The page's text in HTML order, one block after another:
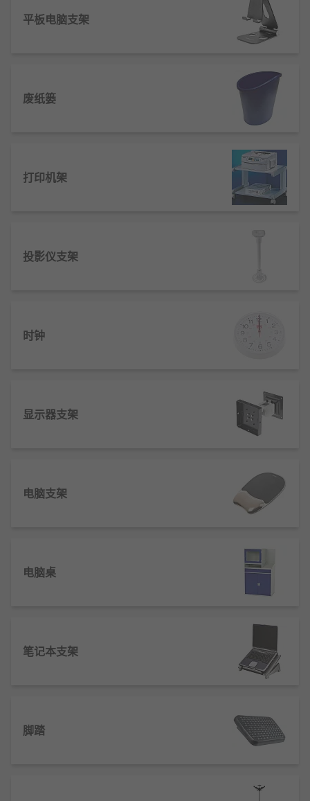
背后是家具和台配件工程师的技术支持：确保精益求
精是我们绝对的承诺。 如果你浏览RS 欧时网站，你
会在我们的技术支持页中发现RS 欧时 InfoZone有超
用提供技术背景资料以及健康和安全的细节和建议。
在购买键盘抽屉、信件盘和桌上文件分类架产品前，
请选择尺寸、数量和适用性，从在线数据库中获得额
平板电脑支架
废纸篓
打印机架
投影仪支架
时钟
显示器支架
电脑支架
电脑桌
笔记本支架
脚踏